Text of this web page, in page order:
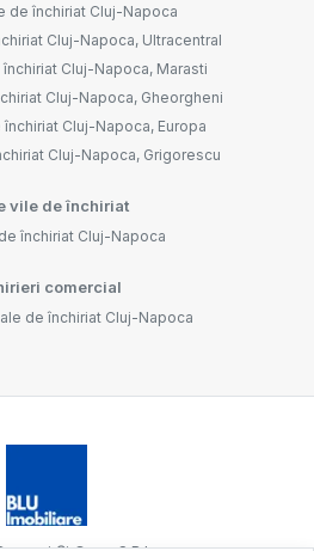
de închiriat Cluj-Napoca
Cluj-Napoca, Ultracentral
Cluj-Napoca, Marasti
Cluj-Napoca, Gheorgheni
Cluj-Napoca, Europa
Cluj-Napoca, Grigorescu
vile de închiriat
închiriat Cluj-Napoca
comercial
de închiriat Cluj-Napoca